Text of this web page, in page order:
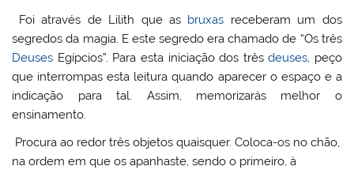
Foi através de Lilith que as bruxas receberam um dos
segredos da magia. E este segredo era chamado de “Os três
Deuses Egípcios”. Para esta iniciação dos trêsdeuses, peço
que interrompas esta leitura quando aparecer o espaço e a
indicação para tal. Assim, memorizarás melhor o
ensinamento.
Procura ao redor três objetos quaisquer. Coloca-os no chão,
na ordem em que os apanhaste, sendo o primeiro, à